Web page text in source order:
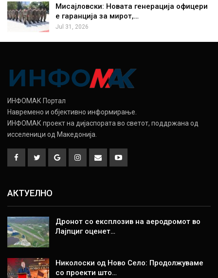
Мисајловски: Новата генерација офицери
е гаранција за мирот,…
Jul 31, 2026
ИНФОМАК Портал
Навремено и објективно информирање.
ИНФОМАК проект на дијаспората во светот, поддржана од
исселеници од Македонија.
АКТУЕЛНО
Дронот со експлозив на аеродромот во
Лајпциг оценет…
Николоски од Ново Село: Продолжуваме
со проекти што…